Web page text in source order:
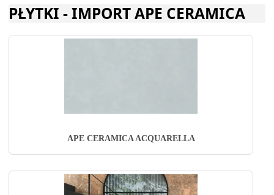
PŁYTKI - IMPORT APE CERAMICA
APE CERAMICA ACQUARELLA